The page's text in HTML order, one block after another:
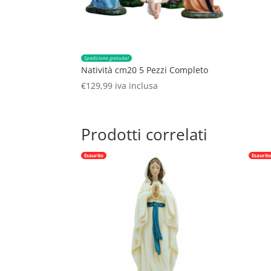
Spedizione gratuita!
Natività cm20 5 Pezzi Completo
€129,99 iva inclusa
Prodotti correlati
Esaurito Esaurito